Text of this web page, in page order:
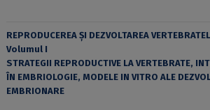
REPRODUCEREA ȘI DEZVOLTAREA
Volumul I
STRATEGII REPRODUCTIVE LA VERTEBRATE,
ÎN EMBRIOLOGIE, MODELE IN VITRO ALE
EMBRIONARE